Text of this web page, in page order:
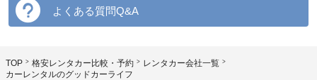
よくある質問Q&A
TOP 格安レンタカー比較・予約
レンタカー会社一覧
カーレンタルのグッドカーライフ